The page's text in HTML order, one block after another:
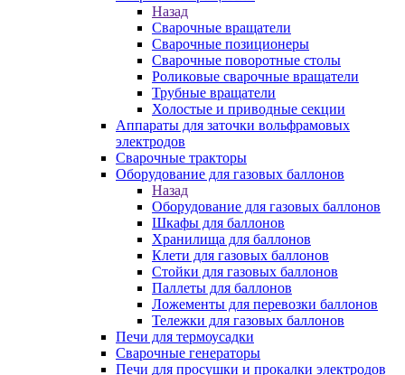
Назад
Сварочные вращатели
Сварочные позиционеры
Сварочные поворотные столы
Роликовые сварочные вращатели
Трубные вращатели
Холостые и приводные секции
Аппараты для заточки вольфрамовых
электродов
Сварочные тракторы
Оборудование для газовых баллонов
Назад
Оборудование для газовых баллонов
Шкафы для баллонов
Хранилища для баллонов
Клети для газовых баллонов
Стойки для газовых баллонов
Паллеты для баллонов
Ложементы для перевозки баллонов
Тележки для газовых баллонов
Печи для термоусадки
Сварочные генераторы
Печи для просушки и прокалки электродов